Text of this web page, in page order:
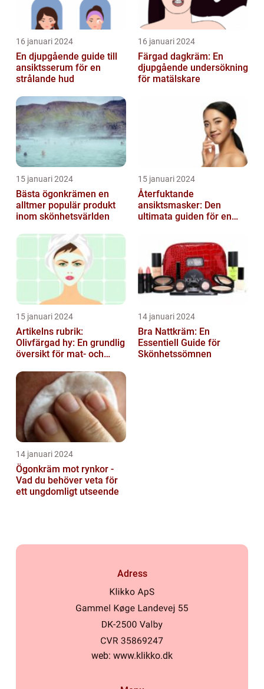
16 januari 2024
En djupgående guide till
ansiktsserum för en
strålande hud
16 januari 2024
Färgad dagkräm: En
djupgående undersökning
för matälskare
15 januari 2024
Bästa ögonkrämen en
alltmer populär produkt
inom skönhetsvärlden
15 januari 2024
Återfuktande
ansiktsmasker: Den
ultimata guiden för en
15 januari 2024
Artikelns rubrik:
Olivfärgad hy: En grundlig
översikt för mat- och
14 januari 2024
Bra Nattkräm: En
Essentiell Guide för
Skönhetssömnen
14 januari 2024
Ögonkräm mot rynkor -
Vad du behöver veta för
ett ungdomligt utseende
Adress
web: www.klikko.dk